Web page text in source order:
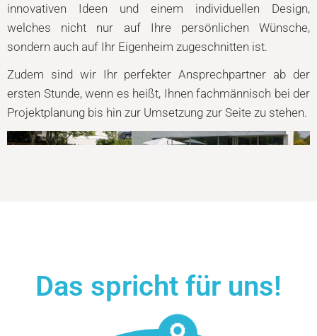
innovativen Ideen und einem individuellen Design,
welches nicht nur auf Ihre persönlichen Wünsche,
sondern auch auf Ihr Eigenheim zugeschnitten ist.
Zudem sind wir Ihr perfekter Ansprechpartner ab der
ersten Stunde, wenn es heißt, Ihnen fachmännisch bei der
Projektplanung bis hin zur Umsetzung zur Seite zu stehen.
Das spricht für uns!